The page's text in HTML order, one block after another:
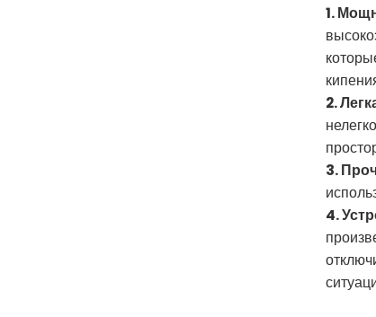
1.
2.
3.
4.